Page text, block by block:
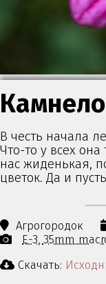
В честь начала
Что-то у всех она
нас жиденькая,
цветок. Да и
Агрогородок
E-3 35mm
Скачать: